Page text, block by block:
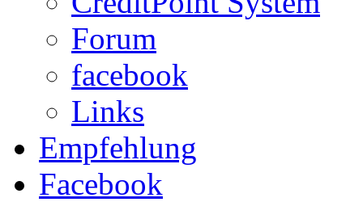
Forum
facebook
Links
Empfehlung
Facebook